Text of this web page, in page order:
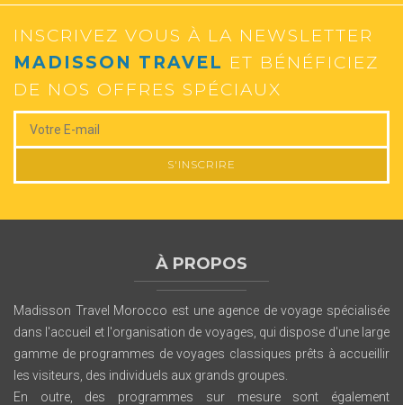
INSCRIVEZ VOUS À LA NEWSLETTER
MADISSON TRAVEL ET BÉNÉFICIEZ
DE NOS OFFRES SPÉCIAUX
À PROPOS
Madisson Travel Morocco est une agence de voyage spécialisée
dans l'accueil et l'organisation de voyages, qui dispose d'une large
gamme de programmes de voyages classiques prêts à accueillir
les visiteurs, des individuels aux grands groupes.
En outre, des programmes sur mesure sont également